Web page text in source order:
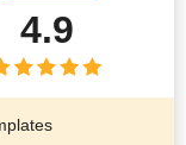
4.9